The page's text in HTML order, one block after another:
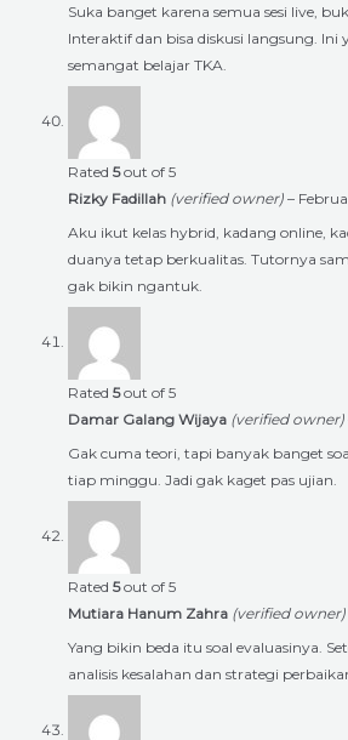
Suka banget karena semua sesi live,
Interaktif dan bisa diskusi langsung. Ini
semangat belajar TKA.
Rated 5out of 5
Rizky Fadillah (verified owner) –
Aku ikut kelas hybrid, kadang online,
duanya tetap berkualitas. Tutornya
gak bikin ngantuk.
Rated 5out of 5
Damar Galang Wijaya (verified owner)
Gak cuma teori, tapi banyak banget
tiap minggu. Jadi gak kaget pas ujian.
Rated 5out of 5
Mutiara Hanum Zahra (verified owner)
Yang bikin beda itu soal evaluasinya.
analisis kesalahan dan strategi